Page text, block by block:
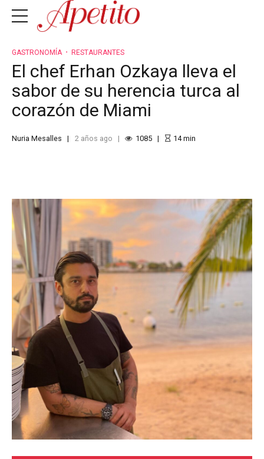
GASTRONOMÍA RESTAURANTES
El chef Erhan Ozkaya lleva el
sabor de su herencia turca al
corazón de Miami
Nuria Mesalles 2 años ago 1085 14min